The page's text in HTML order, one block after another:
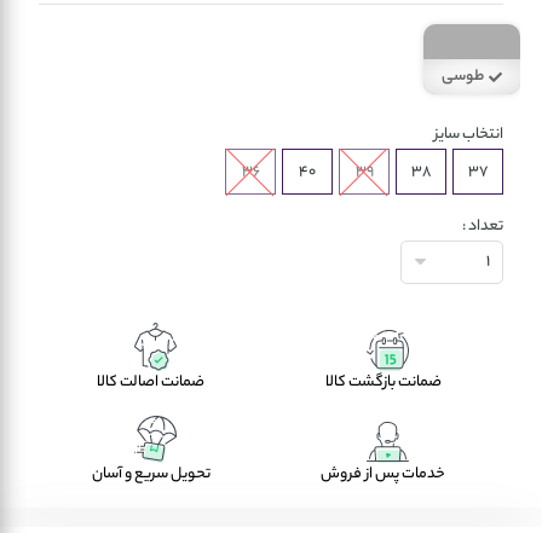
طوسی
انتخاب سایز
37
38
39
40
36
تعداد :
1
ضمانت بازگشت کالا ضمانت اصالت کالا
خدمات پس از فروش تحویل سریع و آسان